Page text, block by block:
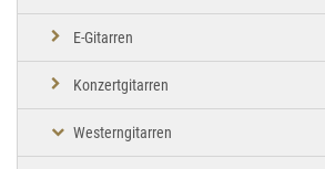
E-Gitarren
Konzertgitarren
Westerngitarren